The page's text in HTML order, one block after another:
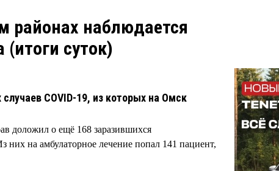
районах наблюдается
суток)
COVID-19, из которых на Омск
доложил о ещё 168 заразившихся
них на амбулаторное лечение попал 141 пациент,